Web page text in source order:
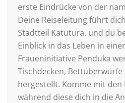
erste Eindrücke von der
Deine Reiseleitung führt
Stadtteil Katutura, und du
Einblick in das Leben in
Fraueninitiative Penduka
Tischdecken, Bettüberwürfe
hergestellt. Komme mit den
während diese dich in die